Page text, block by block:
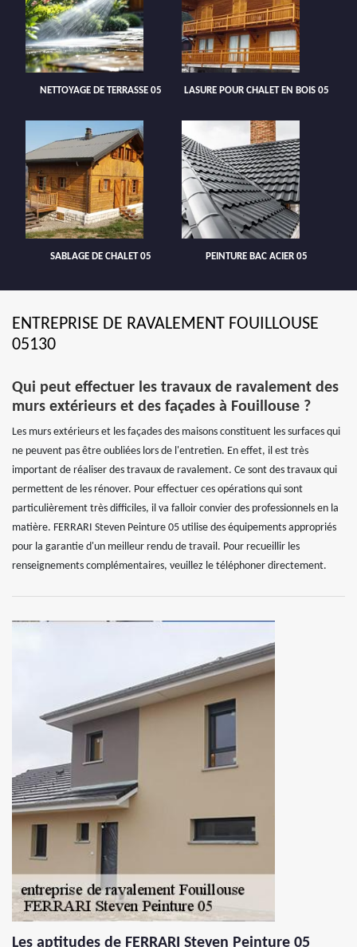
NETTOYAGE DE TERRASSE 05 LASURE POUR CHALET EN BOIS 05
SABLAGE DE CHALET 05 PEINTURE BAC ACIER 05
ENTREPRISE DE RAVALEMENT FOUILLOUSE
05130
Qui peut effectuer les travaux de ravalement des
murs extérieurs et des façades à Fouillouse ?
Les murs extérieurs et les façades des maisons constituent les surfaces qui
ne peuvent pas être oubliées lors de l'entretien. En effet, il est très
important de réaliser des travaux de ravalement. Ce sont des travaux qui
permettent de les rénover. Pour effectuer ces opérations qui sont
particulièrement très difficiles, il va falloir convier des professionnels en la
matière. FERRARI Steven Peinture 05 utilise des équipements appropriés
pour la garantie d'un meilleur rendu de travail. Pour recueillir les
renseignements complémentaires, veuillez le téléphoner directement.
Les aptitudes de FERRARI Steven Peinture 05